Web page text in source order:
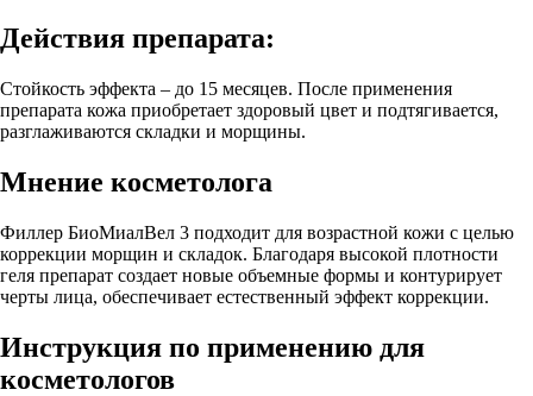
Действия препарата:
Стойкость эффекта – до 15 месяцев. После применения
препарата кожа приобретает здоровый цвет и подтягивается,
разглаживаются складки и морщины.
Мнение косметолога
Филлер БиоМиалВел 3 подходит для возрастной кожи с целью
коррекции морщин и складок. Благодаря высокой плотности
геля препарат создает новые объемные формы и контурирует
черты лица, обеспечивает естественный эффект коррекции.
Инструкция по применению для
косметологов